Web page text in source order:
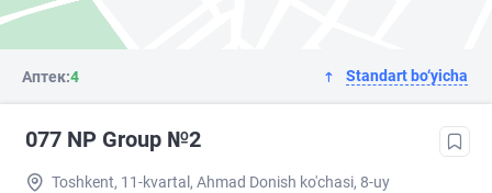
Аптек:4 Standart bo‘yicha
077 NP Group №2
Toshkent, 11-kvartal, Ahmad Donish ko'chasi, 8-uy